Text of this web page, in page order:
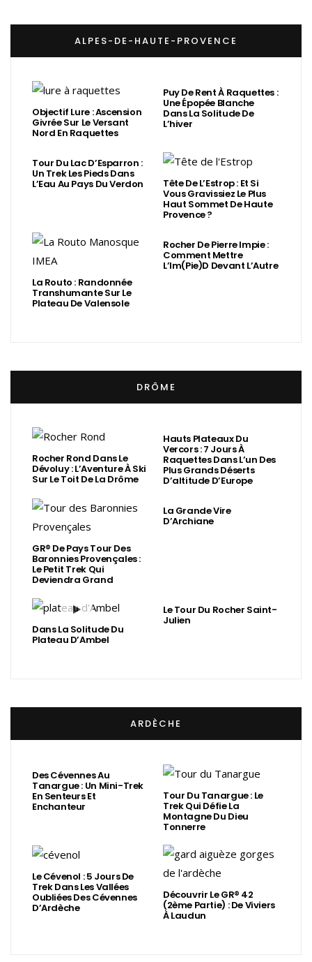
ALPES-DE-HAUTE-PROVENCE
Objectif Lure : Ascension
Givrée Sur Le Versant
Nord En Raquettes
Puy De Rent À Raquettes :
Une Épopée Blanche
Dans La Solitude De
L’hiver
Tour Du Lac D’Esparron :
Un Trek Les Pieds Dans
L’Eau Au Pays Du Verdon Tête De L’Estrop : Et Si
Vous Gravissiez Le Plus
Haut Sommet De Haute
Provence ?
La Routo : Randonnée
Transhumante Sur Le
Plateau De Valensole
Rocher De Pierre Impie :
Comment Mettre
L’Im(Pie)d Devant L’Autre
DRÔME
Rocher Rond Dans Le
Dévoluy : L’Aventure À Ski
Sur Le Toit De La Drôme
Hauts Plateaux Du
Vercors : 7 Jours À
Raquettes Dans L’un Des
Plus Grands Déserts
D’altitude D’Europe
GR® De Pays Tour Des
Baronnies Provençales :
Le Petit Trek Qui
Deviendra Grand
La Grande Vire
D’Archiane
Dans La Solitude Du
Plateau D’Ambel
Le Tour Du Rocher Saint-
Julien
ARDÈCHE
Des Cévennes Au
Tanargue : Un Mini-Trek
En Senteurs Et
Enchanteur
Tour Du Tanargue : Le
Trek Qui Défie La
Montagne Du Dieu
Tonnerre
Le Cévenol : 5 Jours De
Trek Dans Les Vallées
Oubliées Des Cévennes
D’Ardèche
Découvrir Le GR® 42
(2ème Partie) : De Viviers
À Laudun